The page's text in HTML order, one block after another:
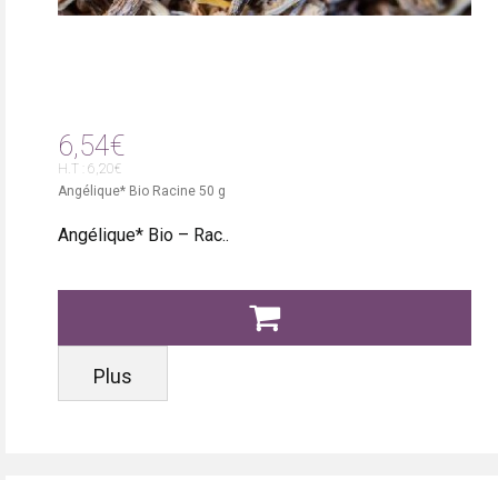
6,54€
H.T : 6,20€
Angélique* Bio Racine 50 g
Angélique* Bio – Rac..
Plus